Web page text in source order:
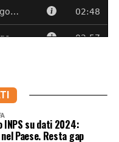
INPS su dati 2024:
Paese. Resta gap